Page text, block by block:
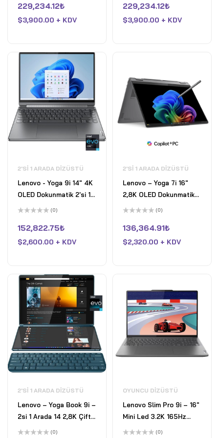
Kalem - Intel Core i7-
1370P vPro- 64GB
üzerinden
0
aldı
229,234.12₺
$3,900.00 + KDV
Kalem - Intel Core i7-
1370P vPro- 64GB
üzerinden
0
aldı
229,234.12₺
$3,900.00 + KDV
2'SI 1 ARADA DIZÜSTÜ
Lenovo - Yoga 9i 14" 4K
OLED Dokunmatik 2'si 1
Arada Dizüstü Bilgisayar
Platformu - Core i7-
1260P - 16GB RAM - 1TB
üzerinden
0
aldı
(0)
152,822.75₺
$2,600.00 + KDV
2'SI 1 ARADA DIZÜSTÜ
Lenovo – Yoga 7i 16"
2,8K OLED Dokunmatik
2'si 1 Arada Dizüstü
Ultra 7 258V - 32 GB
RAM - Intel Arc - 1 TB
üzerinden
0
aldı
(0)
136,364.91₺
$2,320.00 + KDV
2'SI 1 ARADA DIZÜSTÜ
Lenovo – Yoga Book 9i –
2si 1 Arada 14 2,8K Çift
Ekranlı OLED Dokunmatik
(0)
OYUNCU DIZÜSTÜ
Lenovo Slim Pro 9i – 16"
Mini Led 3.2K 165Hz
Dokunmatik Laptop Intel
(0)